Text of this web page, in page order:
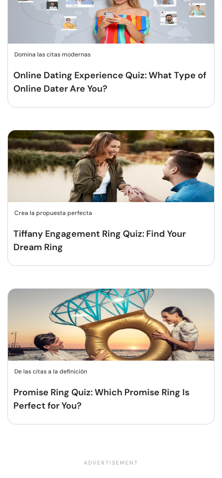
Domina las citas modernas
Online Dating Experience Quiz: What Type of
Online Dater Are You?
Crea la propuesta perfecta
Tiffany Engagement Ring Quiz: Find Your
Dream Ring
De las citas a la definición
Promise Ring Quiz: Which Promise Ring Is
Perfect for You?